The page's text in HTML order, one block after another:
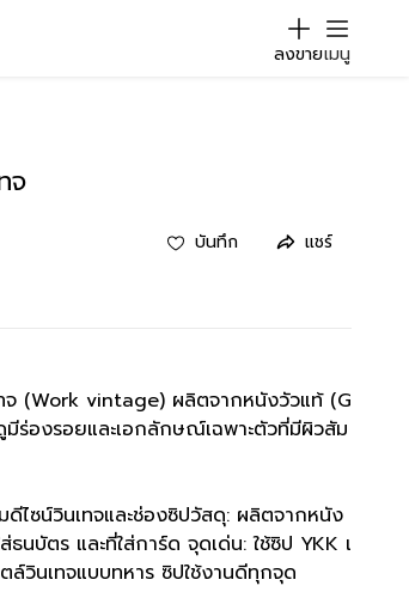
ลงขายเมนู
จ
บันทึก แชร์
จ (Work vintage) ผลิตจากหนังวัวแท้ (G
ร่องรอยและเอกลักษณ์เฉพาะตัวที่มีผิวสัม
ไซน์วินเทจและช่องซิปวัสดุ: ผลิตจากหนัง
นบัตร และที่ใส่การ์ด จุดเด่น: ใช้ซิป YKK เ
ล์วินเทจแบบทหาร ซิปใช้งานดีทุกจุด